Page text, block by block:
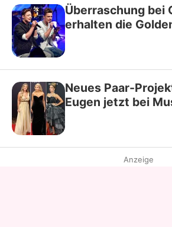
Überraschung bei
erhalten die
Neues Paar-
Eugen jetzt bei
Anzeige